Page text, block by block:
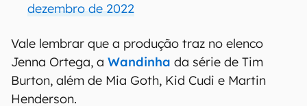
dezembro de 2022
Vale lembrar que a produção traz no elenco
Jenna Ortega, a Wandinha da série de Tim
Burton, além de Mia Goth, Kid Cudi e Martin
Henderson.